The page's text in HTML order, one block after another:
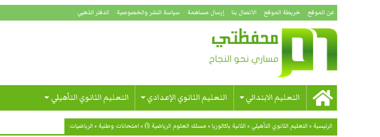
عن الموقع خريطة الموقع الاتصال بنا إرسال مساهمة سياسة النشر والخصوصية الدفتر الذهبي
التعليم الابتدائي التعليم الثانوي الإعدادي التعليم الثانوي التأهيلي
الرئيسية »التعليم الثانوي التأهيلي »الثانية باكالوريا» مسلك العلوم الرياضية (أ)»امتحانات وطنية »الرياضيات